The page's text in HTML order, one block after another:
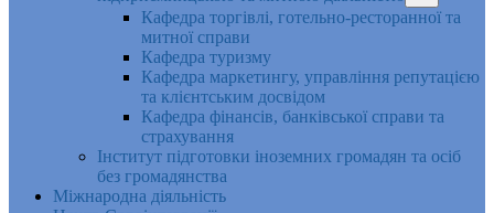
Кафедра торгівлі, готельно-ресторанної та
митної справи
Кафедра туризму
Кафедра маркетингу, управління репутацією
та клієнтським досвідом
Кафедра фінансів, банківської справи та
страхування
Інститут підготовки іноземних громадян та осіб
без громадянства
Міжнародна діяльність